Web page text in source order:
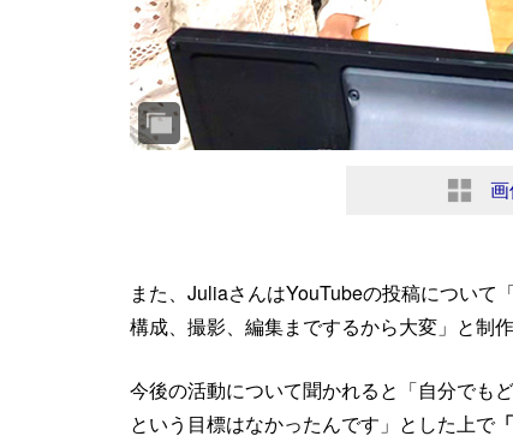
画
また、JuliaさんはYouTubeの投稿について
構成、撮影、編集までするから大変」と制
今後の活動について聞かれると「自分でも
という目標はなかったんです」とした上で